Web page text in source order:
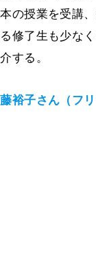
の授業を受講
修了生も少な
する。
裕子さん（フリ